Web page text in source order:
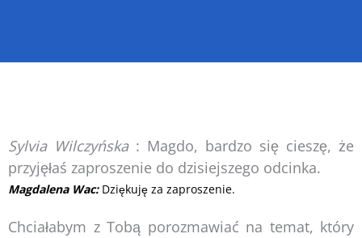
Sylvia Wilczyńska: Magdo, bardzo się cieszę, że
przyjęłaś zaproszenie do dzisiejszego odcinka.
Magdalena Wac:Dziękuję za zaproszenie.
Chciałabym z Tobą porozmawiać na temat, który